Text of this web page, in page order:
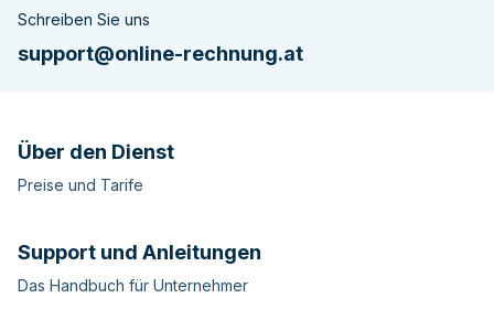
Schreiben Sie uns
support@online-rechnung.at
Über den Dienst
Preise und Tarife
Support und Anleitungen
Das Handbuch für Unternehmer